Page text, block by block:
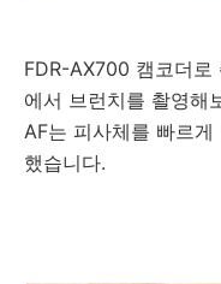
FDR-AX700 캠코더로
에서 브런치를 촬영해
AF는 피사체를 빠르
했습니다.